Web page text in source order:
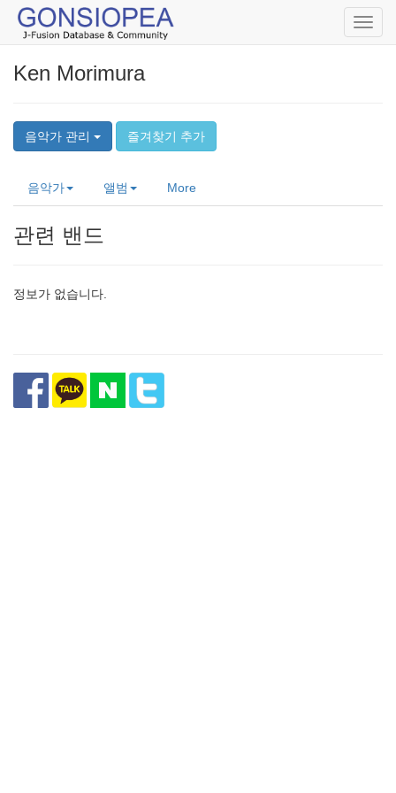
Ken Morimura
음악가 관리 즐겨찾기 추가
음악가 앨범 More
관련 밴드
정보가 없습니다.